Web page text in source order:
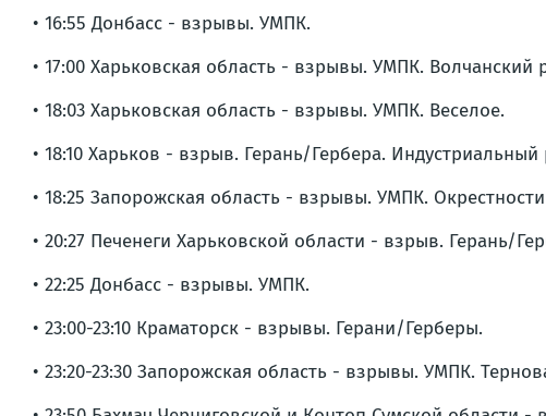
• 16:55 Донбасс - взрывы. УМПК.
• 17:00 Харьковская область - взрывы. УМПК. Волчанский
• 18:03 Харьковская область - взрывы. УМПК. Веселое.
• 18:10 Харьков - взрыв. Герань/Гербера. Индустриальный
• 18:25 Запорожская область - взрывы. УМПК.
• 20:27 Печенеги Харьковской области - взрыв. Герань/
• 22:25 Донбасс - взрывы. УМПК.
• 23:00-23:10 Краматорск - взрывы. Герани/Герберы.
• 23:20-23:30 Запорожская область - взрывы. УМПК.